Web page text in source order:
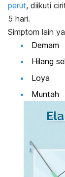
perut, diikuti
5 hari.
Simptom lain
Demam
Hilang
Loya
Muntah